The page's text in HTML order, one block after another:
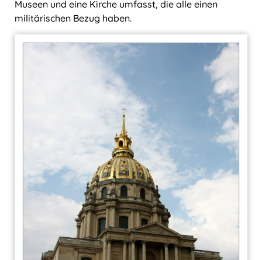
Museen und eine Kirche umfasst, die alle einen
militärischen Bezug haben.